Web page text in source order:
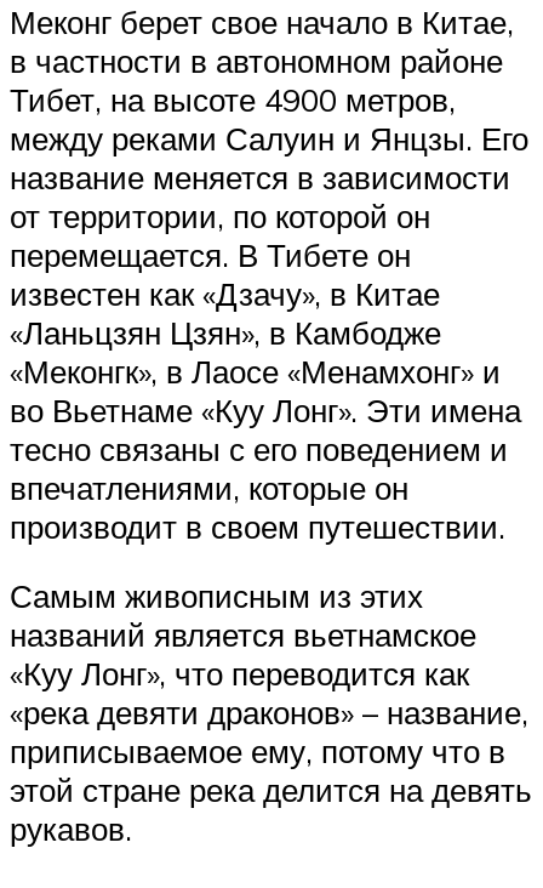
Меконг берет свое начало в Китае,
в частности в автономном районе
Тибет, на высоте 4900 метров,
между реками Салуин и Янцзы. Его
название меняется в зависимости
от территории, по которой он
перемещается. В Тибете он
известен как «Дзачу», в Китае
«Ланьцзян Цзян», в Камбодже
«Меконгк», в Лаосе «Менамхонг» и
во Вьетнаме «Куу Лонг». Эти имена
тесно связаны с его поведением и
впечатлениями, которые он
производит в своем путешествии.
Самым живописным из этих
названий является вьетнамское
«Куу Лонг», что переводится как
«река девяти драконов» – название,
приписываемое ему, потому что в
этой стране река делится на девять
рукавов.